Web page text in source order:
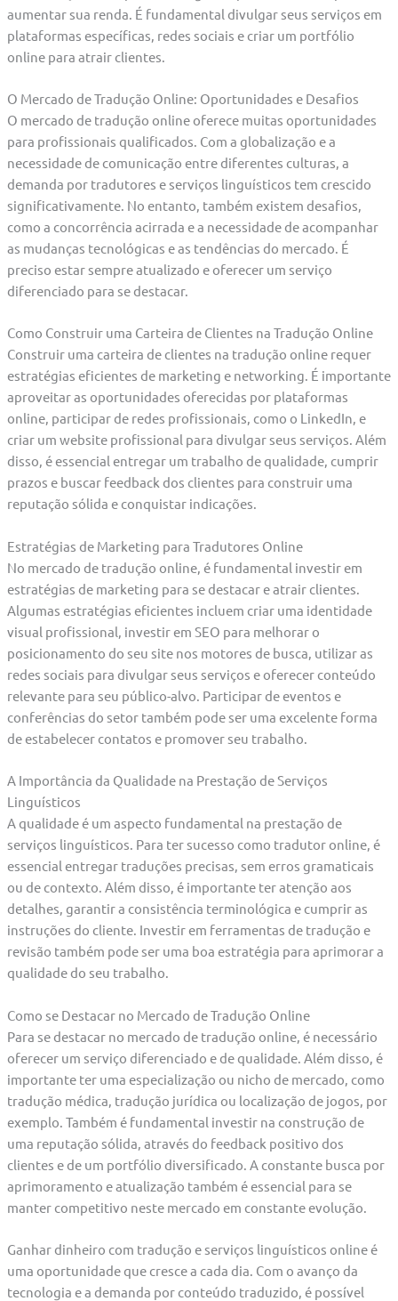
aumentar sua renda. É fundamental divulgar seus serviços em
plataformas específicas, redes sociais e criar um portfólio
online para atrair clientes.
O Mercado de Tradução Online: Oportunidades e Desafios
O mercado de tradução online oferece muitas oportunidades
para profissionais qualificados. Com a globalização e a
necessidade de comunicação entre diferentes culturas, a
demanda por tradutores e serviços linguísticos tem crescido
significativamente. No entanto, também existem desafios,
como a concorrência acirrada e a necessidade de acompanhar
as mudanças tecnológicas e as tendências do mercado. É
preciso estar sempre atualizado e oferecer um serviço
diferenciado para se destacar.
Como Construir uma Carteira de Clientes na Tradução Online
Construir uma carteira de clientes na tradução online requer
estratégias eficientes de marketing e networking. É importante
aproveitar as oportunidades oferecidas por plataformas
online, participar de redes profissionais, como o LinkedIn, e
criar um website profissional para divulgar seus serviços. Além
disso, é essencial entregar um trabalho de qualidade, cumprir
prazos e buscar feedback dos clientes para construir uma
reputação sólida e conquistar indicações.
Estratégias de Marketing para Tradutores Online
No mercado de tradução online, é fundamental investir em
estratégias de marketing para se destacar e atrair clientes.
Algumas estratégias eficientes incluem criar uma identidade
visual profissional, investir em SEO para melhorar o
posicionamento do seu site nos motores de busca, utilizar as
redes sociais para divulgar seus serviços e oferecer conteúdo
relevante para seu público-alvo. Participar de eventos e
conferências do setor também pode ser uma excelente forma
de estabelecer contatos e promover seu trabalho.
A Importância da Qualidade na Prestação de Serviços
Linguísticos
A qualidade é um aspecto fundamental na prestação de
serviços linguísticos. Para ter sucesso como tradutor online, é
essencial entregar traduções precisas, sem erros gramaticais
ou de contexto. Além disso, é importante ter atenção aos
detalhes, garantir a consistência terminológica e cumprir as
instruções do cliente. Investir em ferramentas de tradução e
revisão também pode ser uma boa estratégia para aprimorar a
qualidade do seu trabalho.
Como se Destacar no Mercado de Tradução Online
Para se destacar no mercado de tradução online, é necessário
oferecer um serviço diferenciado e de qualidade. Além disso, é
importante ter uma especialização ou nicho de mercado, como
tradução médica, tradução jurídica ou localização de jogos, por
exemplo. Também é fundamental investir na construção de
uma reputação sólida, através do feedback positivo dos
clientes e de um portfólio diversificado. A constante busca por
aprimoramento e atualização também é essencial para se
manter competitivo neste mercado em constante evolução.
Ganhar dinheiro com tradução e serviços linguísticos online é
uma oportunidade que cresce a cada dia. Com o avanço da
tecnologia e a demanda por conteúdo traduzido, é possível